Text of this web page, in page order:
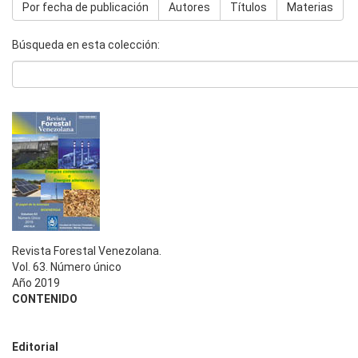
Por fecha de publicación Autores Títulos Materias
Búsqueda en esta colección:
Revista Forestal Venezolana.
Vol. 63. Número único
Año 2019
CONTENIDO
Editorial